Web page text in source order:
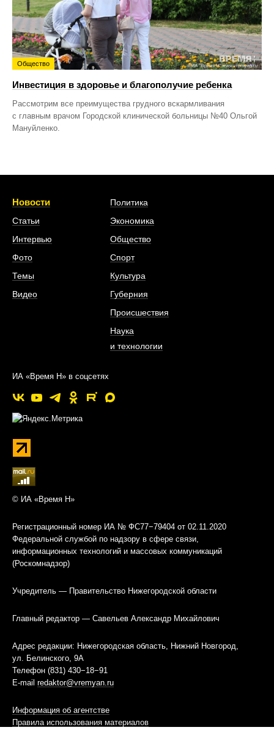
Общество
Инвестиция в здоровье и благополучие ребенка
Рассмотрим все преимущества грудного вскармливания
с главным врачом Городской клинической больницы №40 Ольгой
Мануйленко.
Новости
Статьи
Интервью
Фото
Темы
Видео
Политика
Экономика
Общество
Спорт
Культура
Губерния
Происшествия
Наука
и технологии
ИА «Время Н» в соцсетях
© ИА «Время Н»
Регистрационный номер ИА № ФС77−79404 от 02.11.2020
Федеральной службой по надзору в сфере связи,
информационных технологий и массовых коммуникаций
(Роскомнадзор)
Учредитель — Правительство Нижегородской области
Главный редактор — Савельев Александр Михайлович
Адрес редакции: Нижегородская область, Нижний Новгород,
ул. Белинского, 9А
Телефон (831) 430−18−91
E-mail redaktor@vremyan.ru
Информация об агентстве
Правила использования материалов